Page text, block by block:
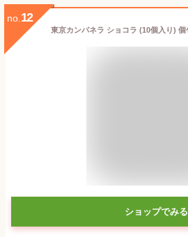
no. 12
ショップでみる